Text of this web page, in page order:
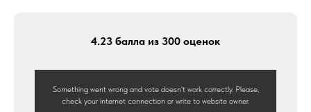
бонусом шел пяти местный эвакуатор с дубль
Огромное спасибо компании "БуксиРус" за
4.23 балла из 300 оценок
Something went wrong and vote doesn't work correctly. Please,
check your internet connection or write to website owner.